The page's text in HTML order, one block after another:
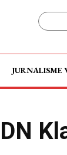
JURNALISME